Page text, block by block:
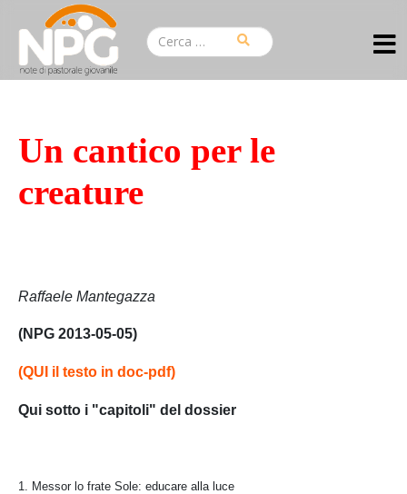
Un cantico per le
creature
Raffaele Mantegazza
(NPG 2013-05-05)
(QUI il testo in doc-pdf)
Qui sotto i "capitoli" del dossier
1. Messor lo frate Sole: educare alla luce